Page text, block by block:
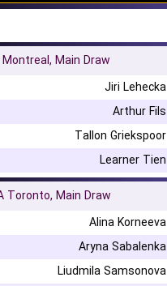
Main Draw
Jiri Lehecka
Arthur Fils
Tallon Griekspoor
Learner Tien
Toronto, Main Draw
Alina Korneeva
Aryna Sabalenka
Liudmila Samsonova